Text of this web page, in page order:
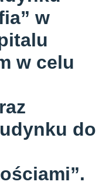
w
w celu
do